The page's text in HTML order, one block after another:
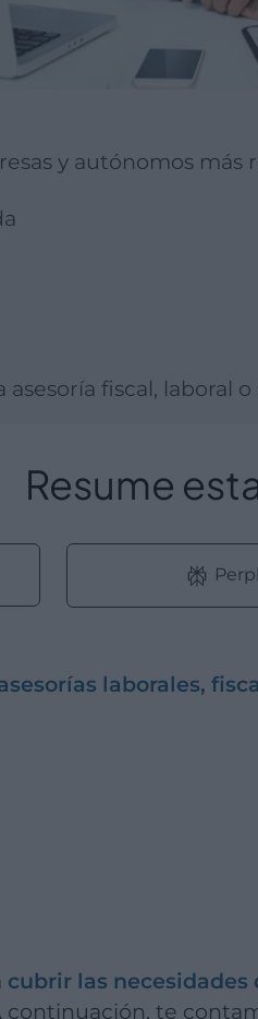
y autónomos
fiscal, laboral
Resume
laborales,
cubrir las necesidades
te